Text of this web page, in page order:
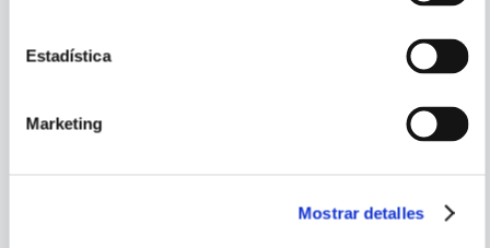
Estadística
Marketing
Mostrar detalles